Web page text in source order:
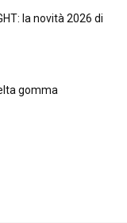
la novità 2026 di
gomma